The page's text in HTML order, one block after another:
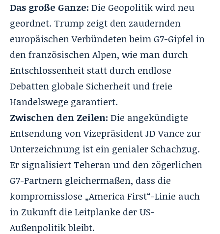
Das große Ganze: Die Geopolitik wird neu
geordnet. Trump zeigt den zaudernden
europäischen Verbündeten beim G7-Gipfel in
den französischen Alpen, wie man durch
Entschlossenheit statt durch endlose
Debatten globale Sicherheit und freie
Handelswege garantiert.
Zwischen den Zeilen: Die angekündigte
Entsendung von Vizepräsident JD Vance zur
Unterzeichnung ist ein genialer Schachzug.
Er signalisiert Teheran und den zögerlichen
G7-Partnern gleichermaßen, dass die
kompromisslose „America First“-Linie auch
in Zukunft die Leitplanke der US-
Außenpolitik bleibt.